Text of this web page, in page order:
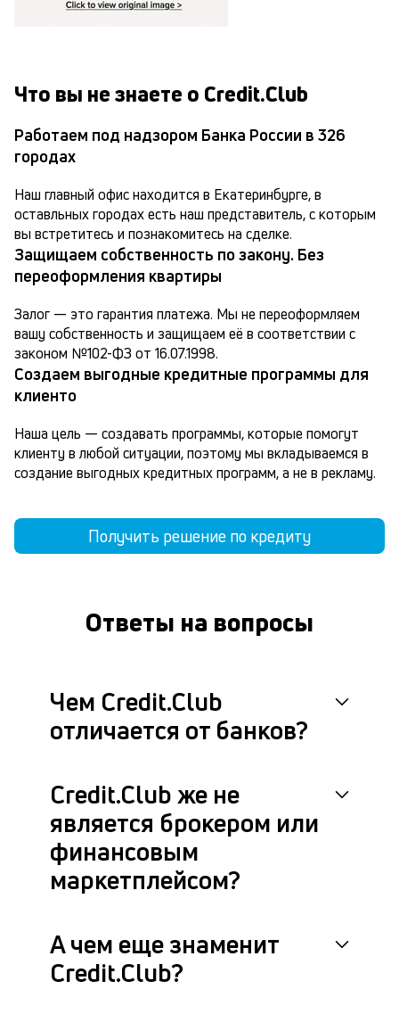
Что вы не знаете о Credit.Club
Работаем под надзором Банка России в 326
городах
Наш главный офис находится в Екатеринбурге, в
оставльных городах есть наш представитель, с которым
вы встретитесь и познакомитесь на сделке.
Защищаем собственность по закону. Без
переоформления квартиры
Залог — это гарантия платежа. Мы не переоформляем
вашу собственность и защищаем её в соответствии с
законом №102-ФЗ от 16.07.1998.
Создаем выгодные кредитные программы для
клиенто
Наша цель — создавать программы, которые помогут
клиенту в любой ситуации, поэтому мы вкладываемся в
создание выгодных кредитных программ, а не в рекламу.
Получить решение по кредиту
Ответы на вопросы
Чем Credit.Club
отличается от банков?
Credit.Club же не
является брокером или
финансовым
маркетплейсом?
А чем еще знаменит
Credit.Club?